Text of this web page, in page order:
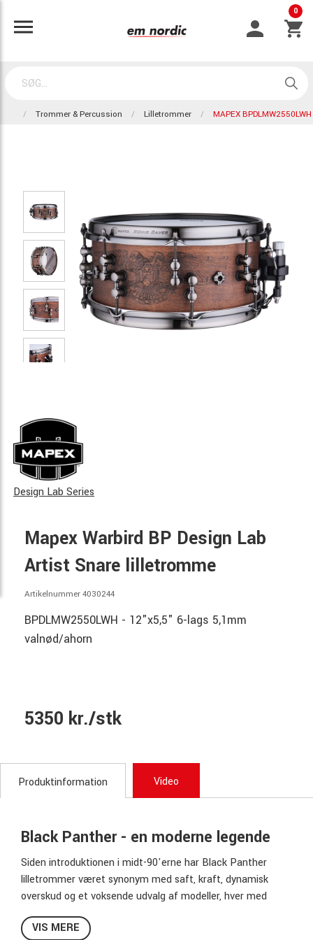
0
Trommer & Percussion Lilletrommer MAPEX
Design Lab Series
Mapex Warbird BP Design Lab
Artist Snare lilletromme
Artikelnummer 4030244
BPDLMW2550LWH - 12"x5,5" 6-lags 5,1mm
valnød/ahorn
5350 kr./stk
Produktinformation Video
Black Panther - en moderne legende
Siden introduktionen i midt-90'erne har Black Panther
lilletrommer været synonym med saft, kraft, dynamisk
overskud og et voksende udvalg af modeller, hver med
fokus på specifikke lydmæssige aspekter. Navnet har bidt
sig fast blandt alt fra hobbymusikere til professionelle
VIS MERE